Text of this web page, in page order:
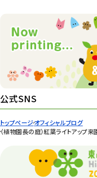
トップページオフィシャルブログ
（植物園長の庭）紅葉ライトアップ
桜情報
紅葉情報
ズーボ
イベント
環境教育
公式SNS